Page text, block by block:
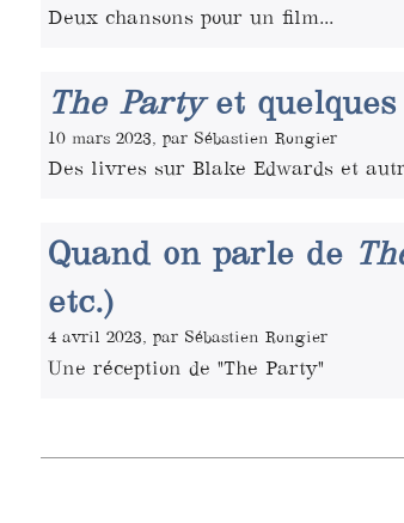
Deux chansons pour un film...
The Partyet quelques
10 mars 2023, par Sébastien Rongier
Des livres sur Blake Edwards et
Quand on parle de
etc.)
4 avril 2023, par Sébastien Rongier
Une réception de "The Party"